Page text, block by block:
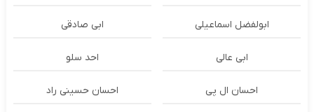
ابولفضل اسماعیلی ابی صادقی
ابی عالی احد سلو
احسان ال پی احسان حسینی راد